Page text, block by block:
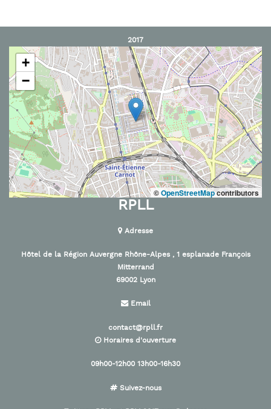
2017
+
−
©OpenStreetMapcontributors
RPLL
Adresse
Hôtel de la Région Auvergne Rhône-Alpes , 1 esplanade François
Mitterrand
69002 Lyon
Email
contact@rpll.fr
Horaires d'ouverture
09h00-12h00 13h00-16h30
Suivez-nous